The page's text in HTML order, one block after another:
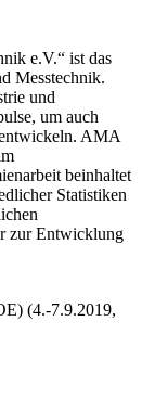
e.V.“ ist das
Messtechnik.
und
um auch
AMA
beinhaltet
Statistiken
zur Entwicklung
(4.-7.9.2019,